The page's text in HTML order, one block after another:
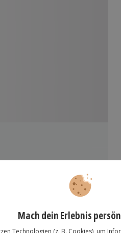
See jeweils mit